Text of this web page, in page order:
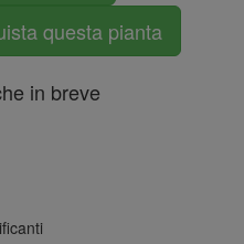
questa pianta
in breve